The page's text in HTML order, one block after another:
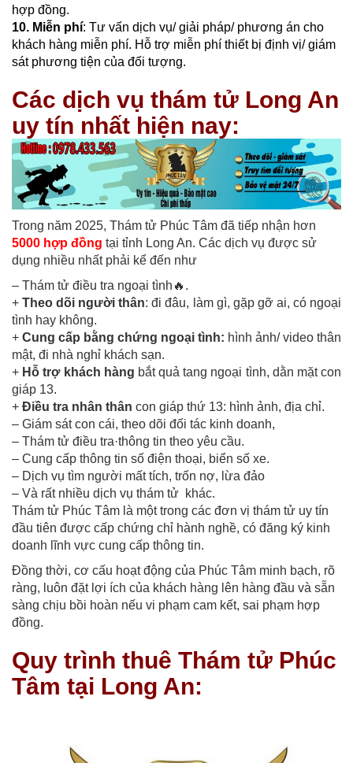
hợp đồng.
10. Miễn phí: Tư vấn dịch vụ/ giải pháp/ phương án cho
khách hàng miễn phí. Hỗ trợ miễn phí thiết bị định vị/ giám
sát phương tiện của đối tượng.
Các dịch vụ thám tử Long An
uy tín nhất hiện nay:
Trong năm 2025, Thám tử Phúc Tâm đã tiếp nhận hơn
5000 hợp đồng tại tỉnh Long An. Các dịch vụ được sử
dụng nhiều nhất phải kể đến như
– Thám tử điều tra ngoại tình🔥.
+Theo dõi người thân: đi đâu, làm gì, gặp gỡ ai, có ngoại
tình hay không.
+ Cung cấp bằng chứng ngoại tình: hình ảnh/ video thân
mật, đi nhà nghỉ khách sạn.
+ Hỗ trợ khách hàng bắt quả tang ngoại tình, dằn mặt con
giáp 13.
+ Điều tra nhân thân con giáp thứ 13: hình ảnh, địa chỉ.
– Giám sát con cái, theo dõi đối tác kinh doanh,
– Thám tử điều tra·thông tin theo yêu cầu.
– Cung cấp thông tin số điện thoại, biển số xe.
– Dịch vụ tìm người mất tích, trốn nợ, lừa đảo
– Và rất nhiều dịch vụ thám tử khác.
Thám tử Phúc Tâm là một trong các đơn vị thám tử uy tín
đầu tiên được cấp chứng chỉ hành nghề, có đăng ký kinh
doanh lĩnh vực cung cấp thông tin.
Đồng thời, cơ cấu hoạt động của Phúc Tâm minh bạch, rõ
ràng, luôn đặt lợi ích của khách hàng lên hàng đầu và sẵn
sàng chịu bồi hoàn nếu vi phạm cam kết, sai phạm hợp
đồng.
Quy trình thuê Thám tử Phúc
Tâm tại Long An: